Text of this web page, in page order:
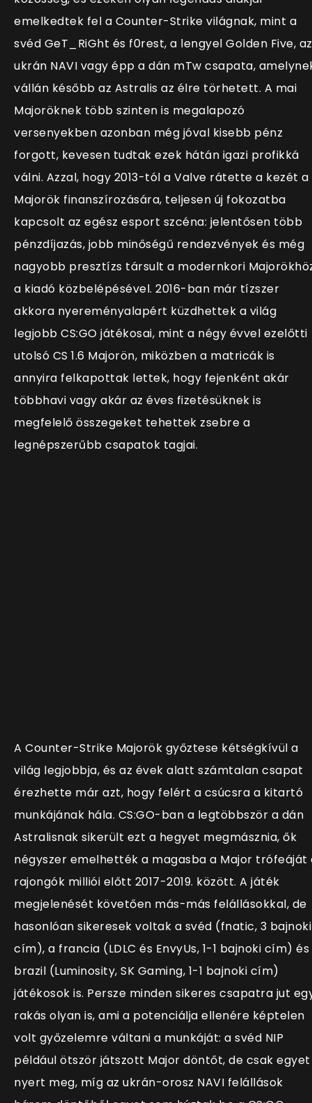
emelkedtek fel a Counter-Strike világnak, mint a
svéd GeT_RiGht és f0rest, a lengyel Golden Five, az
ukrán NAVI vagy épp a dán mTw csapata,
vállán később az Astralis az élre törhetett. A mai
Majoröknek több szinten is megalapozó
versenyekben azonban még jóval kisebb pénz
forgott, kevesen tudtak ezek hátán igazi profikká
válni. Azzal, hogy 2013-tól a Valve rátette a kezét a
Majorök finanszírozására, teljesen új fokozatba
kapcsolt az egész esport szcéna: jelentősen több
pénzdíjazás, jobb minőségű rendezvények és még
nagyobb presztízs társult a modernkori
a kiadó közbelépésével. 2016-ban már tízszer
akkora nyereményalapért küzdhettek a világ
legjobb CS:GO játékosai, mint a négy évvel ezelőtti
utolsó CS 1.6 Majorön, miközben a matricák is
annyira felkapottak lettek, hogy fejenként akár
többhavi vagy akár az éves fizetésüknek is
megfelelő összegeket tehettek zsebre a
legnépszerűbb csapatok tagjai.
A Counter-Strike Majorök győztese kétségkívül a
világ legjobbja, és az évek alatt számtalan csapat
érezhette már azt, hogy felért a csúcsra a kitartó
munkájának hála. CS:GO-ban a legtöbbször a dán
Astralisnak sikerült ezt a hegyet megmásznia, ők
négyszer emelhették a magasba a Major trófeáját
rajongók milliói előtt 2017-2019. között. A játék
megjelenését követően más-más felállásokkal, de
hasonlóan sikeresek voltak a svéd (fnatic, 3 bajnoki
cím), a francia (LDLC és EnvyUs, 1-1 bajnoki cím) és
brazil (Luminosity, SK Gaming, 1-1 bajnoki cím)
játékosok is. Persze minden sikeres csapatra jut
rakás olyan is, ami a potenciálja ellenére képtelen
volt győzelemre váltani a munkáját: a svéd NIP
például ötször játszott Major döntőt, de csak egyet
nyert meg, míg az ukrán-orosz NAVI felállások